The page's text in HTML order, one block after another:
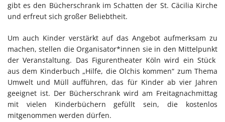
gibt es den Bücherschrank im Schatten der St. Cäcilia Kirche
und erfreut sich großer Beliebtheit.
Um auch Kinder verstärkt auf das Angebot aufmerksam zu
machen, stellen die Organisator*innen sie in den Mittelpunkt
der Veranstaltung. Das Figurentheater Köln wird ein Stück
aus dem Kinderbuch „Hilfe, die Olchis kommen“ zum Thema
Umwelt und Müll aufführen, das für Kinder ab vier Jahren
geeignet ist. Der Bücherschrank wird am Freitagnachmittag
mit vielen Kinderbüchern gefüllt sein, die kostenlos
mitgenommen werden dürfen.